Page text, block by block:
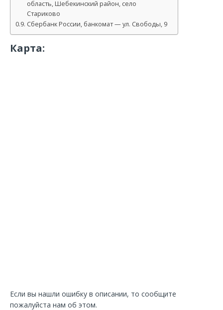
область, Шебекинский район, село
Стариково
Сбербанк России, банкомат — ул. Свободы, 9
Карта:
Если вы нашли ошибку в описании, то сообщите
пожалуйста нам об этом.